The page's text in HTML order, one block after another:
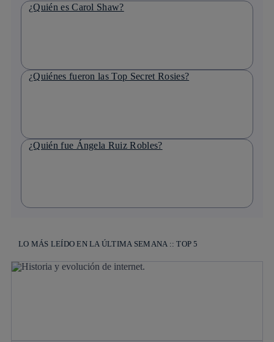
¿Quién es Carol Shaw?
¿Quiénes fueron las Top Secret Rosies?
¿Quién fue Ángela Ruiz Robles?
LO MÁS LEÍDO EN LA ÚLTIMA SEMANA :: TOP 5